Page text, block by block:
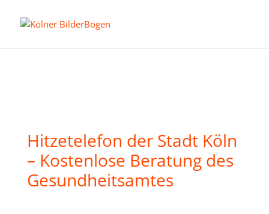
Hitzetelefon der Stadt Köln
– Kostenlose Beratung des
Gesundheitsamtes